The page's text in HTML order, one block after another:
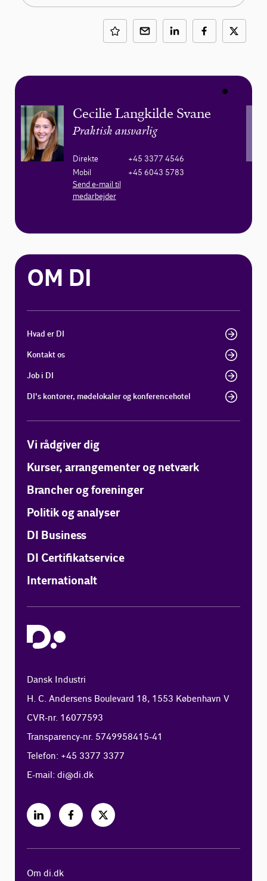
Cecilie Langkilde Svane
Praktisk ansvarlig
Direkte
+45 3377 4546
Mobil
+45 6043 5783
Send e-mail til
medarbejder
OM DI
Hvad er DI
Kontakt os
Job i DI
DI's kontorer, mødelokaler og konferencehotel
Vi rådgiver dig
Kurser, arrangementer og netværk
Brancher og foreninger
Politik og analyser
DI Business
DI Certifikatservice
Internationalt
Dansk Industri
H. C. Andersens Boulevard 18, 1553 København V
CVR-nr. 16077593
Transparency-nr. 5749958415-41
Telefon: +45 3377 3377
E-mail:di@di.dk
Om di.dk